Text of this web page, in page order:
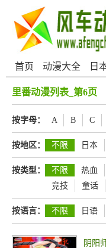
首页 动漫大全 日
里番动漫列表_第6页
按字母： A B C
按地区： 不限 日本
按类型： 不限 热血
竞技
童话
按语言： 不限 日语
阴阳